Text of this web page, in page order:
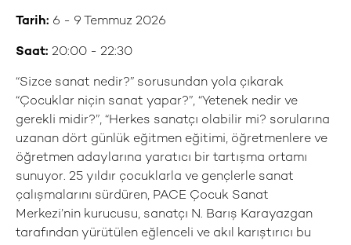
Tarih: 6 - 9 Temmuz 2026
Saat: 20:00 - 22:30
“Sizce sanat nedir?” sorusundan yola çıkarak
“Çocuklar niçin sanat yapar?”, “Yetenek nedir ve
gerekli midir?”, “Herkes sanatçı olabilir mi? sorularına
uzanan dört günlük eğitmen eğitimi, öğretmenlere ve
öğretmen adaylarına yaratıcı bir tartışma ortamı
sunuyor. 25 yıldır çocuklarla ve gençlerle sanat
çalışmalarını sürdüren, PACE Çocuk Sanat
Merkezi’nin kurucusu, sanatçı N. Barış Karayazgan
tarafından yürütülen eğlenceli ve akıl karıştırıcı bu